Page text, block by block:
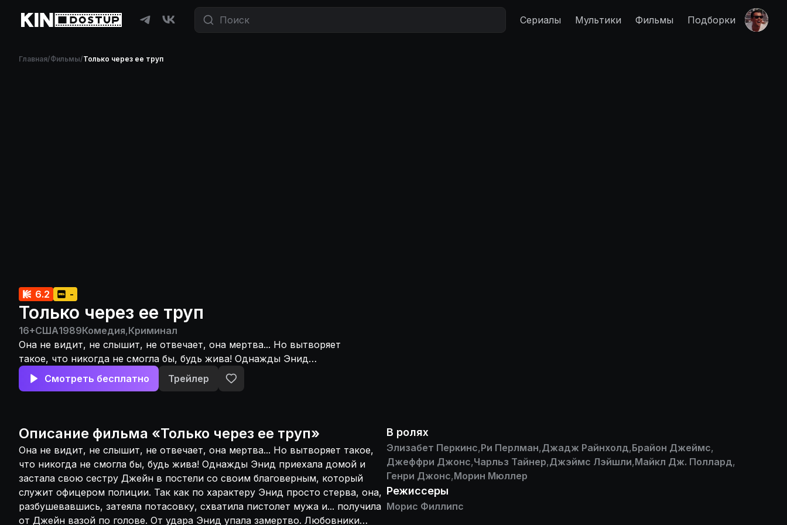
Сериалы Мультики Фильмы Подборки
Главная/Фильмы/Только через ее труп
6.2 -
Только через ее труп
16+США1989Комедия,Криминал
Она не видит, не слышит, не отвечает, она мертва... Но вытворяет
такое, что никогда не смогла бы, будь жива! Однажды Энид
приехала домой и застала свою сестру Джейн в постели со своим
благоверным, который служит офицером полиции. Так как по
по голове. От удара Энид упала замертво. Любовники оказались
перед выбором: идти в полицию и признаваться в содеянном или
же избавиться от трупа. Гарри и Джейн избрали второй вариант.
Смотреть бесплатно Трейлер
Описание фильма «Только через ее труп»
Она не видит, не слышит, не отвечает, она мертва... Но вытворяет такое,
что никогда не смогла бы, будь жива! Однажды Энид приехала домой и
застала свою сестру Джейн в постели со своим благоверным, который
служит офицером полиции. Так как по характеру Энид просто стерва, она,
разбушевавшись, затеяла потасовку, схватила пистолет мужа и... получила
от Джейн вазой по голове. От удара Энид упала замертво. Любовники
В ролях
Элизабет Перкинс,Ри Перлман,Джадж Райнхолд,Брайон Джеймс,
Джеффри Джонс,Чарльз Тайнер,Джэймс Лэйшли,Майкл Дж. Поллард,
Генри Джонс,Морин Мюллер
Режиссеры
Морис Филлипс